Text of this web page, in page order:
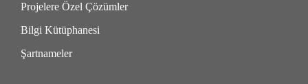
Projelere Özel Çözümler
Bilgi Kütüphanesi
Şartnameler